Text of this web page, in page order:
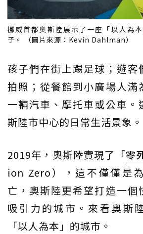
挪威首都奧斯陸展示了一座「以人為
子。 （圖片來源：Kevin Dahlman）
孩子們在街上踢足球；遊客
拍照；從餐館到小廣場人滿
一輛汽車、摩托車或公車。
斯陸市中心的日常生活景象。
2019年，奧斯陸實現了「零
ion Zero），這不僅僅是
亡，奧斯陸更希望打造一個
吸引力的城市。來看奧斯
「以人為本」的城市。